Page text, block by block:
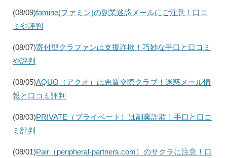
(08/09)famine(ファミン)の副業迷惑メールにご注意！口コ
ミや評判
(08/07)寄付型クラファンは支援詐欺！巧妙な手口と口コミ
や評判
(08/05)AQUO（アクオ）は悪質交際クラブ！迷惑メール情
報と口コミ評判
(08/03)PRIVATE（プライベート）は副業詐欺！手口と口コ
ミ評判
(08/01)Pair（peripheral-partners.com）のサクラに注意！口